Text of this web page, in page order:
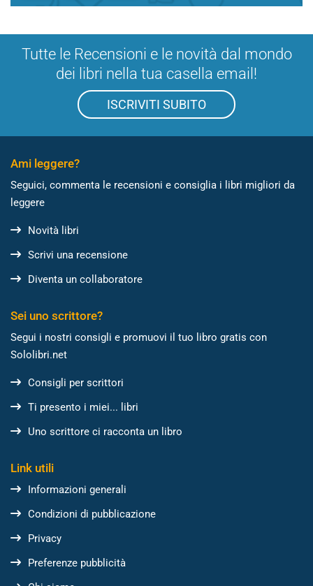
Tutte le Recensioni e le novità dal mondo
dei libri nella tua casella email!
ISCRIVITI SUBITO
Ami leggere?
Seguici, commenta le recensioni e consiglia i libri migliori da
leggere
Novità libri
Scrivi una recensione
Diventa un collaboratore
Sei uno scrittore?
Segui i nostri consigli e promuovi il tuo libro gratis con
Sololibri.net
Consigli per scrittori
Ti presento i miei... libri
Uno scrittore ci racconta un libro
Link utili
Informazioni generali
Condizioni di pubblicazione
Privacy
Preferenze pubblicità